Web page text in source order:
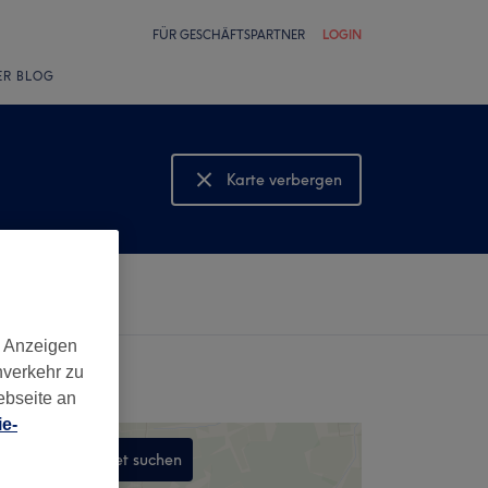
FÜR GESCHÄFTSPARTNER LOGIN
BLOG
Karte verbergen
Karte anzeigen
In diesem Gebiet suchen
zu
an